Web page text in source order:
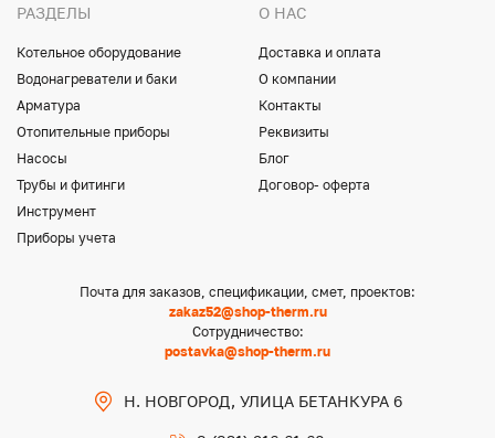
РАЗДЕЛЫ
Котельное оборудование
Водонагреватели и баки
Арматура
Отопительные приборы
Насосы
Трубы и фитинги
Инструмент
Приборы учета
О НАС
Доставка и оплата
О компании
Контакты
Реквизиты
Блог
Договор- оферта
Почта для заказов, спецификации, смет, проектов:
zakaz52@shop-therm.ru
Сотрудничество:
postavka@shop-therm.ru
Н. НОВГОРОД, УЛИЦА БЕТАНКУРА 6